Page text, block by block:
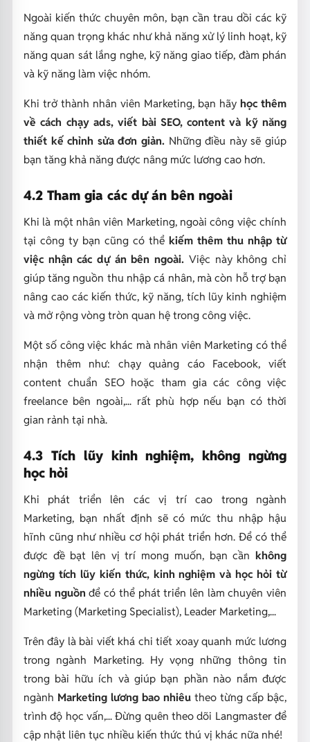
Ngoài kiến thức chuyên môn, bạn cần trau dồi các kỹ
năng quan trọng khác như khả năng xử lý linh hoạt, kỹ
năng quan sát lắng nghe, kỹ năng giao tiếp, đàm phán
và kỹ năng làm việc nhóm.
Khi trở thành nhân viên Marketing, bạn hãyhọc thêm
về cách chạy ads, viết bài SEO, content và kỹ năng
thiết kế chỉnh sửa đơn giản. Những điều này sẽ giúp
bạn tăng khả năng được nâng mức lương cao hơn.
4.2 Tham gia các dự án bên ngoài
Khi là một nhân viên Marketing, ngoài công việc chính
tại công ty bạn cũng có thểkiếm thêm thu nhập từ
việc nhận các dự án bên ngoài. Việc này không chỉ
giúp tăng nguồn thu nhập cá nhân, mà còn hỗ trợ bạn
nâng cao các kiến thức, kỹ năng, tích lũy kinh nghiệm
và mở rộng vòng tròn quan hệ trong công việc.
Một số công việc khác mà nhân viên Marketing có thể
nhận thêm như: chạy quảng cáo Facebook, viết
content chuẩn SEO hoặc tham gia các công việc
freelance bên ngoài,... rất phù hợp nếu bạn có thời
gian rảnh tại nhà.
4.3 Tích lũy kinh nghiệm, không ngừng
học hỏi
Khi phát triển lên các vị trí cao trong ngành
Marketing, bạn nhất định sẽ có mức thu nhập hậu
hĩnh cũng như nhiều cơ hội phát triển hơn. Để có thể
được đề bạt lên vị trí mong muốn, bạn cầnkhông
ngừng tích lũy kiến thức, kinh nghiệm và học hỏi từ
nhiều nguồn để có thể phát triển lên làm chuyên viên
Marketing (Marketing Specialist), Leader Marketing,...
Trên đây là bài viết khá chi tiết xoay quanh mức lương
trong ngành Marketing. Hy vọng những thông tin
trong bài hữu ích và giúp bạn phần nào nắm được
ngành Marketing lương bao nhiêu theo từng cấp bậc,
trình độ học vấn,... Đừng quên theo dõi Langmaster để
cập nhật liên tục nhiều kiến thức thú vị khác nữa nhé!